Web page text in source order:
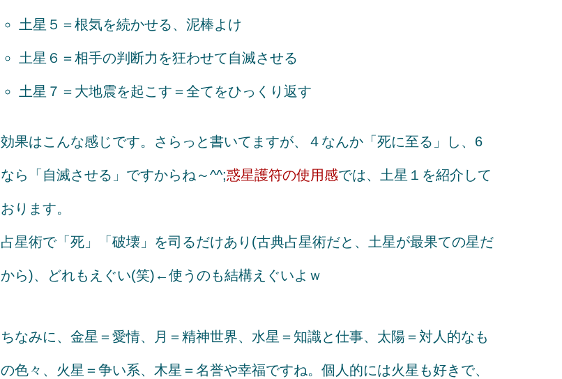
土星５＝根気を続かせる、泥棒よけ
土星６＝相手の判断力を狂わせて自滅させる
土星７＝大地震を起こす＝全てをひっくり返す
効果はこんな感じです。さらっと書いてますが、４なんか「死に至る」し、6
なら「自滅させる」ですからね～^^;惑星護符の使用感では、土星１を紹介して
おります。
占星術で「死」「破壊」を司るだけあり(古典占星術だと、土星が最果ての星だ
から)、どれもえぐい(笑)←使うのも結構えぐいよｗ
ちなみに、金星＝愛情、月＝精神世界、水星＝知識と仕事、太陽＝対人的なも
の色々、火星＝争い系、木星＝名誉や幸福ですね。個人的には火星も好きで、